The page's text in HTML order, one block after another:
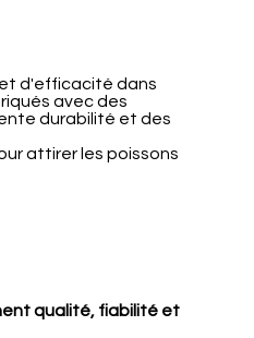
et d'efficacité dans
avec des
durabilité et des
attirer les poissons
qualité, fiabilité et